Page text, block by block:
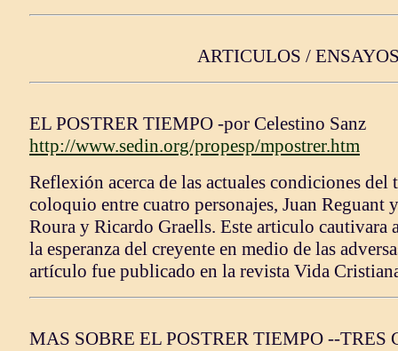
ARTICULOS /
EL POSTRER TIEMPO -por Celestino Sanz
http://www.sedin.org/propesp/mpostrer.htm
Reflexión acerca de las actuales condiciones
coloquio entre cuatro personajes, Juan Reguant
Roura y Ricardo Graells. Este articulo cautivara
la esperanza del creyente en medio de las
artículo fue publicado en la revista Vida
MAS SOBRE EL POSTRER TIEMPO --